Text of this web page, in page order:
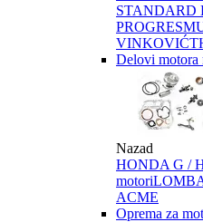
STANDARD
PROGRES
VINKOVIĆ
Delovi motora
Nazad
HONDA G /
motori
ACME
Oprema za